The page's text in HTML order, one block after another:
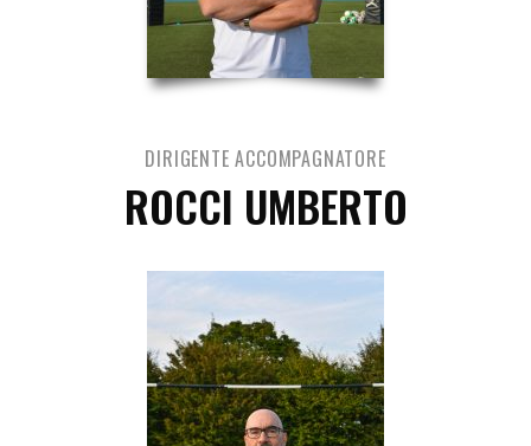
DIRIGENTE ACCOMPAGNATORE
ROCCI UMBERTO